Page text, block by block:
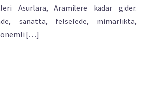
Asurlara, Aramilere kadar gider.
sanatta, felsefede, mimarlıkta,
önemli […]